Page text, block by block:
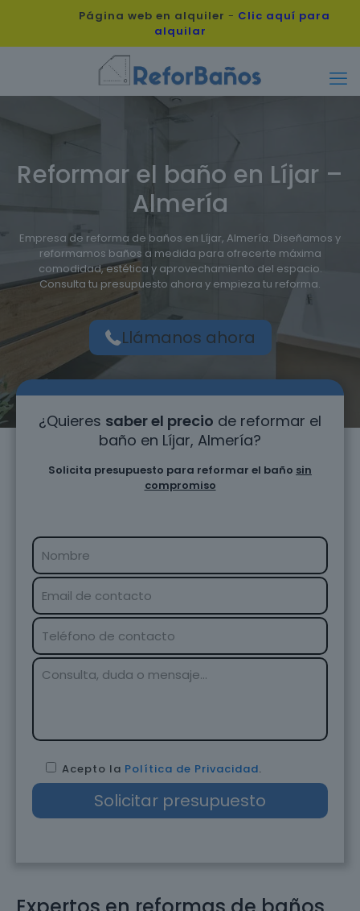
Página web en alquiler - Clic aquí para
alquilar
Reformar el baño en Líjar –
Almería
Empresa de reforma de baños en Líjar, Almería. Diseñamos y
reformamos baños a medida para ofrecerte máxima
comodidad, estética y aprovechamiento del espacio.
Consulta tu presupuesto ahora y empieza tu reforma.
Llámanos ahora
¿Quieres saber el precio de reformar el
baño en Líjar, Almería?
Solicita presupuesto para reformar el baño sin
compromiso
Acepto la Política de Privacidad.